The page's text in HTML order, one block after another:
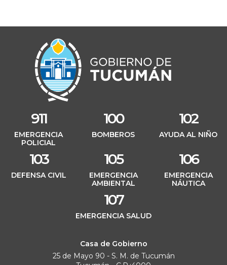
911
EMERGENCIA
POLICIAL
100
BOMBEROS
102
AYUDA AL NIÑO
103
DEFENSA CIVIL
105
EMERGENCIA
AMBIENTAL
106
EMERGENCIA
NÁUTICA
107
EMERGENCIA SALUD
Casa de Gobierno
25 de Mayo 90 - S. M. de Tucumán